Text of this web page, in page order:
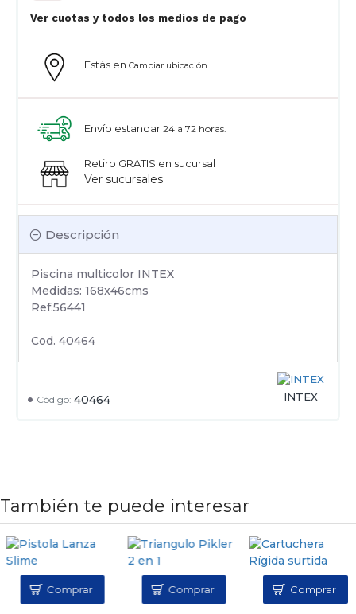
Código: 40464 INTEX
Descripción
Piscina multicolor INTEX
Medidas: 168x46cms
Ref.56441
Cod. 40464
Estás en Cambiar ubicación
Envío estandar 24 a 72 horas.
Retiro GRATIS en sucursal
Ver sucursales
Ver cuotas y todos los medios de pago
También te puede interesar
Comprar Comprar Comprar